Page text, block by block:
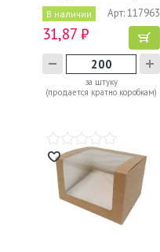
В наличии Арт: 117963
31,87 ₽
за штуку
(продается кратно коробкам)